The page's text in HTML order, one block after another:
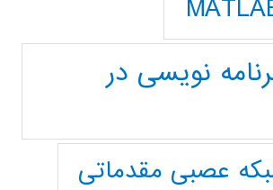
نویسی در
عصبی مقدماتی